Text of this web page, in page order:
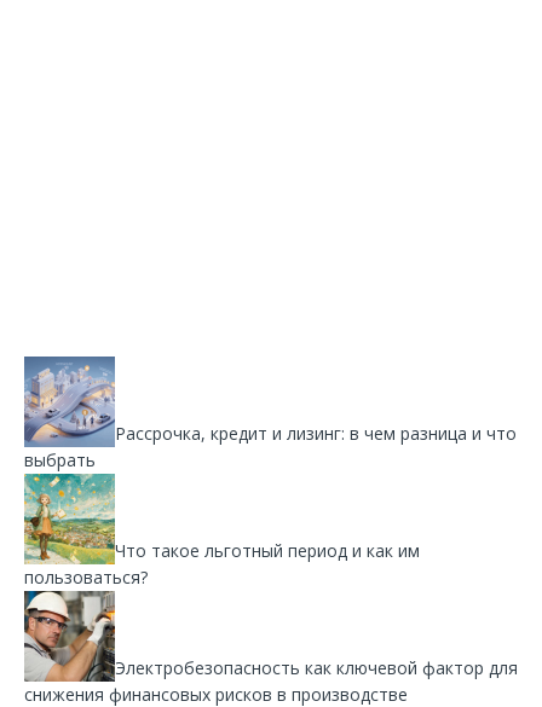
Рассрочка, кредит и лизинг: в чем разница и что
выбрать
Что такое льготный период и как им
пользоваться?
Электробезопасность как ключевой фактор для
снижения финансовых рисков в производстве